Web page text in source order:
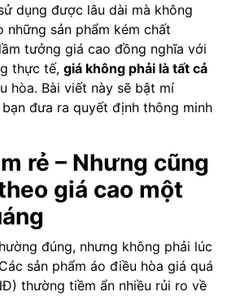
dụng được lâu dài mà không
những sản phẩm kém chất
tưởng giá cao đồng nghĩa với
thực tế, giá không phải là tất cả
hòa. Bài viết này sẽ bật mí
đưa ra quyết định thông minh
rẻ – Nhưng cũng
giá cao một
đúng, nhưng không phải lúc
sản phẩm áo điều hòa giá quá
thường tiềm ẩn nhiều rủi ro về